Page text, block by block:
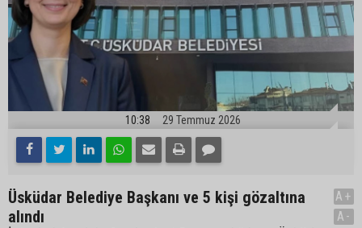
10:38 29 Temmuz 2026
Üsküdar Belediye Başkanı ve 5 kişi gözaltına
alındı
A+
A-